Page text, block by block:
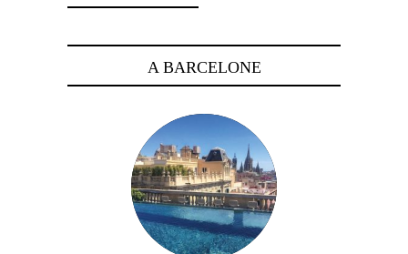
A BARCELONE